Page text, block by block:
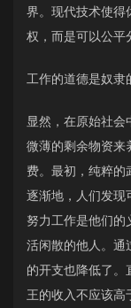
界。现代技术使得
权，而是可以公平
工作的道德是奴隶
显然，在原始社会
微薄的剩余物资来
费。最初，纯粹的
逐渐地，人们发现
努力工作是他们
活闲散的他人。通
的开支也降低了
王的收入不应该高